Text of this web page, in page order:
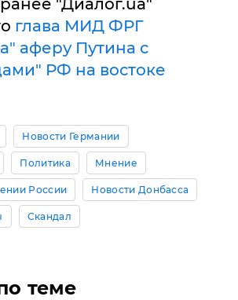
глава МИД ФРГ
аферу Путина с
РФ на востоке
Новости Германии
Политика Мнение
России Новости Донбасса
Скандал
теме